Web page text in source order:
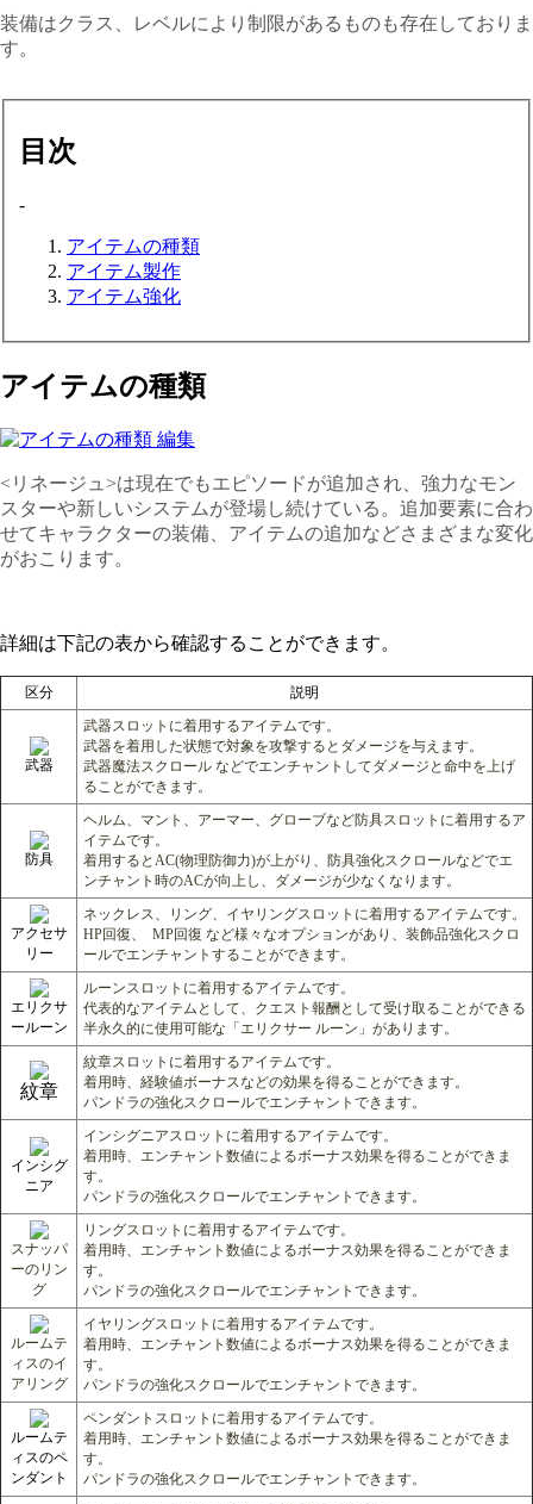
装備はクラス、レベルにより制限があるものも存在しておりま
す。
目次
-
アイテムの種類
アイテム製作
アイテム強化
アイテムの種類
<リネージュ>は現在でもエピソードが追加され、強力なモン
スターや新しいシステムが登場し続けている。追加要素に合わ
せてキャラクターの装備、アイテムの追加などさまざまな変化
がおこります。
詳細は下記の表から確認することができます。
区分 説明
武器
武器スロットに着用するアイテムです。
武器を着用した状態で対象を攻撃するとダメージを与えます。
武器魔法スクロール などでエンチャントしてダメージと命中を上げ
ることができます。
防具
ヘルム、マント、アーマー、グローブなど防具スロットに着用するア
イテムです。
着用するとAC(物理防御力)が上がり、防具強化スクロールなどでエ
ンチャント時のACが向上し、ダメージが少なくなります。
アクセサ
リー
ネックレス、リング、イヤリングスロットに着用するアイテムです。
HP回復、 MP回復 など様々なオプションがあり、装飾品強化スクロ
ールでエンチャントすることができます。
エリクサ
ールーン
ルーンスロットに着用するアイテムです。
代表的なアイテムとして、クエスト報酬として受け取ることができる
半永久的に使用可能な「エリクサー ルーン」があります。
紋章
紋章スロットに着用するアイテムです。
着用時、経験値ボーナスなどの効果を得ることができます。
パンドラの強化スクロールでエンチャントできます。
インシグ
ニア
インシグニアスロットに着用するアイテムです。
着用時、エンチャント数値によるボーナス効果を得ることができま
す。
パンドラの強化スクロールでエンチャントできます。
スナッパ
ーのリン
グ
リングスロットに着用するアイテムです。
着用時、エンチャント数値によるボーナス効果を得ることができま
す。
パンドラの強化スクロールでエンチャントできます。
ルームテ
ィスのイ
アリング
イヤリングスロットに着用するアイテムです。
着用時、エンチャント数値によるボーナス効果を得ることができま
す。
パンドラの強化スクロールでエンチャントできます。
ルームテ
ィスのペ
ンダント
ペンダントスロットに着用するアイテムです。
着用時、エンチャント数値によるボーナス効果を得ることができま
す。
パンドラの強化スクロールでエンチャントできます。